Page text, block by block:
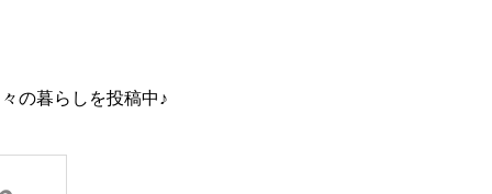
の暮らしを投稿中♪